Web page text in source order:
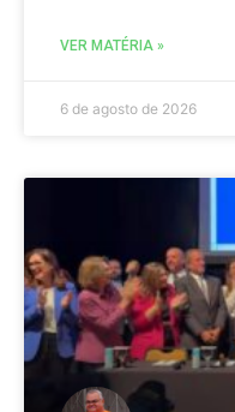
VER MATÉRIA »
6 de agosto de 2026